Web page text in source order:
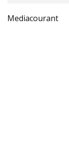
Mediacourant